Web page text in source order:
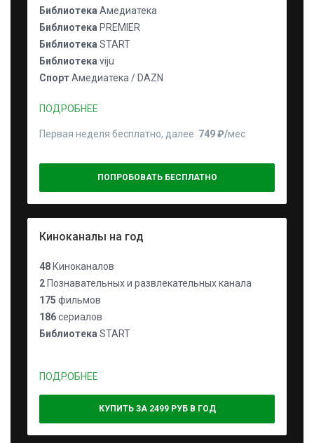
Библиотека Амедиатека
Библиотека PREMIER
Библиотека START
Библиотека viju
СпортАмедиатека / DAZN
ПОДРОБНЕЕ
Первая неделя бесплатно, далее 749 ₽⁠/⁠мес
ПОПРОБОВАТЬ БЕСПЛАТНО
Киноканалы на год
48 Киноканалов
2 Познавательных и развлекательных канала
175 фильмов
186сериалов
Библиотека START
ПОДРОБНЕЕ
КУПИТЬ ЗА 2499 РУБ В ГОД